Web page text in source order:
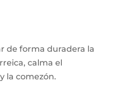
de forma duradera la
calma el
la comezón.